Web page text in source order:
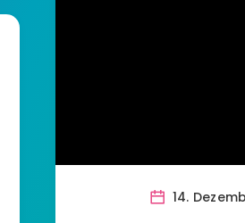
14.